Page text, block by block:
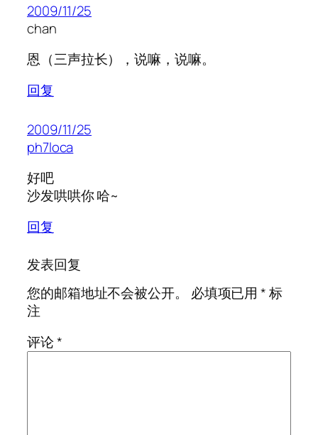
2009/11/25
chan
恩（三声拉长），说嘛，说嘛。
回复
2009/11/25
ph7loca
好吧
沙发哄哄你 哈~
回复
发表回复
您的邮箱地址不会被公开。
必填项已用*标
注
评论*